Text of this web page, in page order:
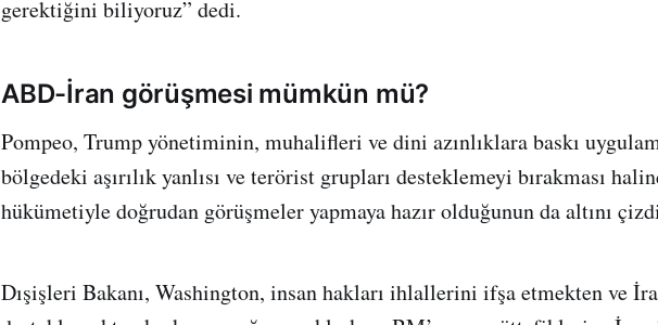
gerektiğini biliyoruz” dedi.
ABD-İran görüşmesi mümkün mü?
Pompeo, Trump yönetiminin, muhalifleri ve dini azınlıklara baskı
bölgedeki aşırılık yanlısı ve terörist grupları desteklemeyi bırakması
hükümetiyle doğrudan görüşmeler yapmaya hazır olduğunun da altını
Dışişleri Bakanı, Washington, insan hakları ihlallerini ifşa etmekten ve